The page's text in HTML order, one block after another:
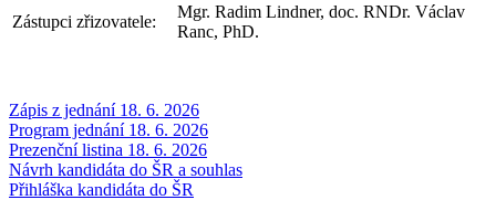
Zástupci zřizovatele:
Mgr. Radim Lindner, doc. RNDr. Václav
Ranc, PhD.
Zápis z jednání 18. 6. 2026
Program jednání 18. 6. 2026
Prezenční listina 18. 6. 2026
Návrh kandidáta do ŠR a souhlas
Přihláška kandidáta do ŠR